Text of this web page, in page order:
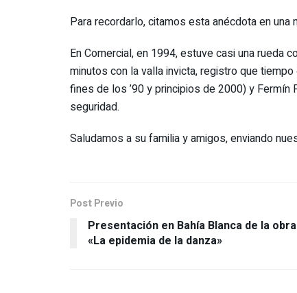
Para recordarlo, citamos esta anécdota en
En Comercial, en 1994, estuve casi una rueda
minutos con la valla invicta, registro que
fines de los ’90 y principios de 2000) y
seguridad.
Saludamos a su familia y amigos, enviando
Post Previo
Presentación en Bahía Blanca de la obra
«La epidemia de la danza»